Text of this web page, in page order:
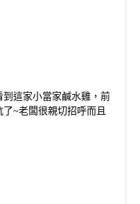
到這家小當家鹹水雞，前
了~老闆很親切招呼而且